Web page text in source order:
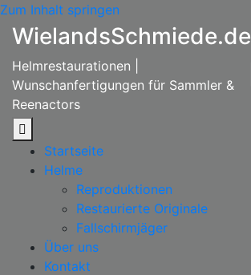
Zum Inhalt springen
WielandsSchmiede.de
Helmrestaurationen |
Wunschanfertigungen für Sammler &
Reenactors
Startseite
Helme
Reproduktionen
Restaurierte Originale
Fallschirmjäger
Über uns
Kontakt